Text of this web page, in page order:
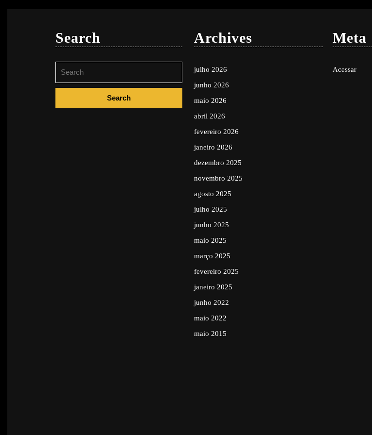
Search
for:
Archives
julho 2026
junho 2026
maio 2026
abril 2026
fevereiro 2026
janeiro 2026
dezembro 2025
novembro 2025
agosto 2025
julho 2025
junho 2025
maio 2025
março 2025
fevereiro 2025
janeiro 2025
junho 2022
maio 2022
maio 2015
Meta
Acessar